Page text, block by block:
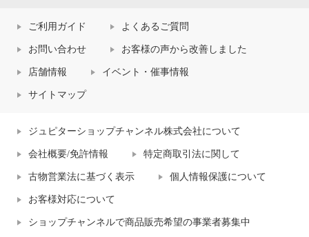
ご利用ガイド よくあるご質問
お問い合わせ お客様の声から改善しました
店舗情報 イベント・催事情報
サイトマップ
ジュピターショップチャンネル株式会社について
会社概要/免許情報 特定商取引法に関して
古物営業法に基づく表示 個人情報保護について
お客様対応について
ショップチャンネルで商品販売希望の事業者募集中